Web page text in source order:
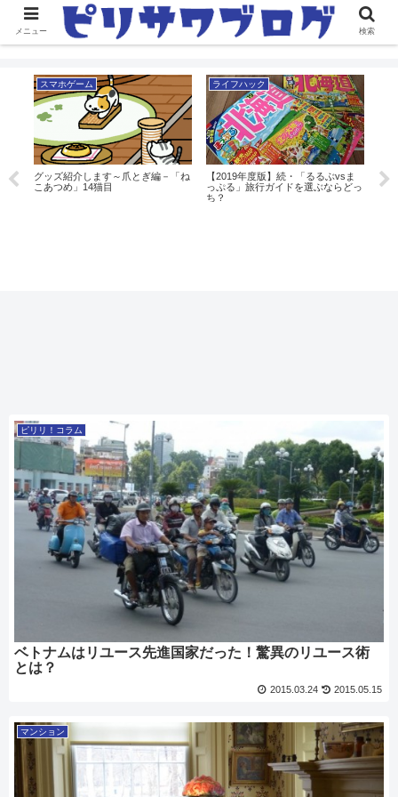
スマホゲーム
グッズ紹介します～爪とぎ編－「ね
こあつめ」14猫目
ライフハック
【2019年度版】続・「るるぶvsま
っぷる」旅行ガイドを選ぶならどっ
ち？
グ
こ
ピリリ！コラム
ベトナムはリユース先進国家だった！驚異のリユース術
とは？
2015.03.24 2015.05.15
マンション
メニュー 検索